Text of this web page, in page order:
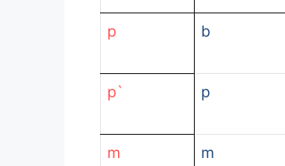
p b
p` p
m m